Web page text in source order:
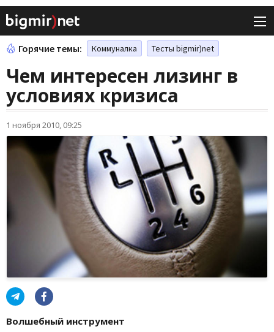
Горячие темы: Коммуналка Тесты bigmir)net
Чем интересен лизинг в
условиях кризиса
1 ноября 2010, 09:25
Волшебный инструмент